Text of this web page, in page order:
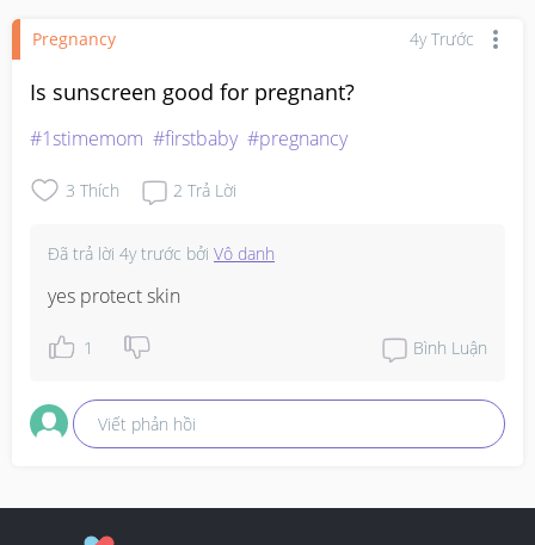
Pregnancy 4y Trước
Is sunscreen good for pregnant?
#1stimemom #firstbaby #pregnancy
3 Thích 2 Trả Lời
Đã trả lời 4y trước bởi Vô danh
yes protect skin
1 Bình Luận
Viết phản hồi